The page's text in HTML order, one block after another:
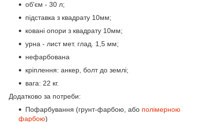
об'єм - 30 л;
підставка з квадрату 10мм;
ковані опори з квадрату 10мм;
урна - лист мет. глад. 1,5 мм;
нефарбована
кріплення: анкер, болт до землі;
вага: 22 кг.
Додатково за потреби:
Пофарбування (грунт-фарбою, або полімерною
фарбою)